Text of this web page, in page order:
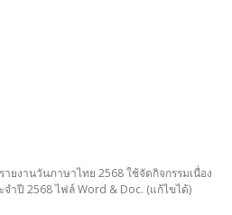
ายงานวันภาษาไทย 2568 ใช้จัดกิจกรรมเนื่อง
ำปี 2568 ไฟล์ Word & Doc. (แก้ไขได้)